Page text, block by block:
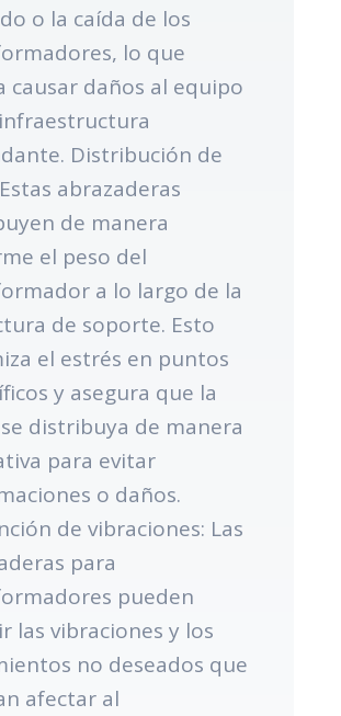
o la caída de los
lo que
causar daños al equipo
Distribución de
abrazaderas
de manera
el peso del
a lo largo de la
de soporte. Esto
el estrés en puntos
y asegura que la
distribuya de manera
para evitar
o daños.
de vibraciones: Las
para
pueden
las vibraciones y los
no deseados que
afectar al